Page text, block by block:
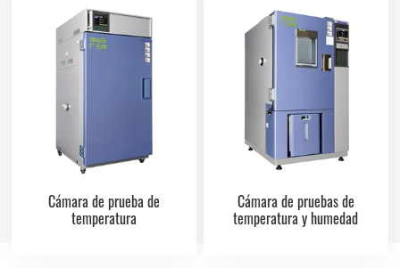
Cámara de prueba de
temperatura
Cámara de pruebas de
temperatura y humedad